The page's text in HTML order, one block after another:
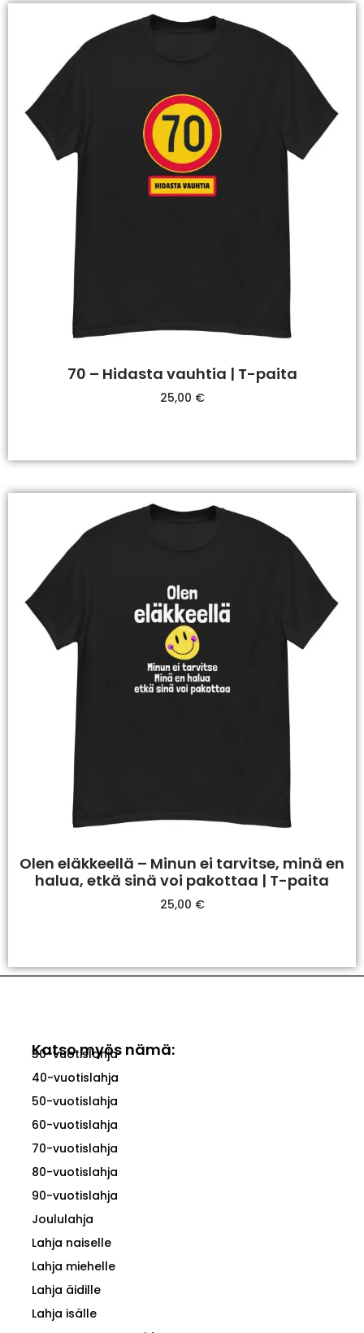
70 – Hidasta vauhtia | T-paita
25,00 €
Olen eläkkeellä – Minun ei tarvitse, minä en
halua, etkä sinä voi pakottaa | T-paita
25,00 €
Katso myös nämä:
30-vuotislahja
40-vuotislahja
50-vuotislahja
60-vuotislahja
70-vuotislahja
80-vuotislahja
90-vuotislahja
Joululahja
Lahja naiselle
Lahja miehelle
Lahja äidille
Lahja isälle